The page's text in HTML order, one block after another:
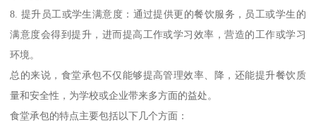
8. 提升员工或学生满意度：通过提供更的餐饮服务，员工或学生的
满意度会得到提升，进而提高工作或学习效率，营造的工作或学习
环境。
总的来说，食堂承包不仅能够提高管理效率、降，还能提升餐饮质
量和安全性，为学校或企业带来多方面的益处。
食堂承包的特点主要包括以下几个方面：